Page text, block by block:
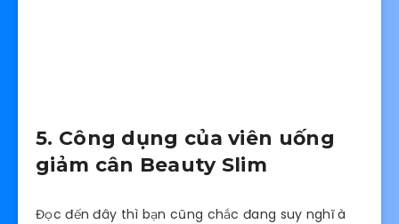
5. Công dụng của viên uống
giảm cân Beauty Slim
Đọc đến đây thì bạn cũng chắc đang suy nghĩ à